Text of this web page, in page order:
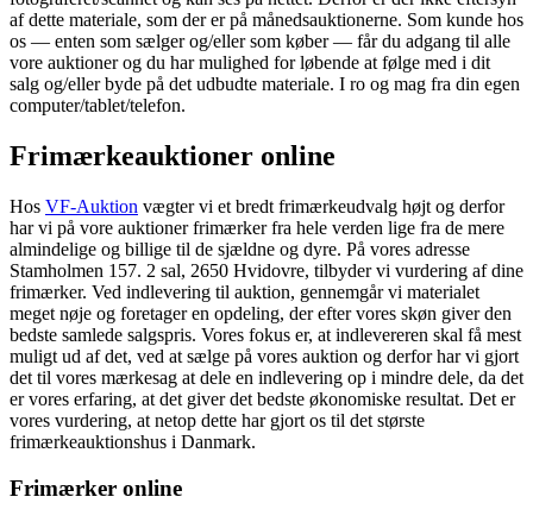
af dette materiale, som der er på månedsauktionerne. Som kunde hos
os — enten som sælger og/eller som køber — får du adgang til alle
vore auktioner og du har mulighed for løbende at følge med i dit
salg og/eller byde på det udbudte materiale. I ro og mag fra din egen
computer/tablet/telefon.
Frimærkeauktioner online
Hos VF-Auktion vægter vi et bredt frimærkeudvalg højt og derfor
har vi på vore auktioner frimærker fra hele verden lige fra de mere
almindelige og billige til de sjældne og dyre. På vores adresse
Stamholmen 157. 2 sal, 2650 Hvidovre, tilbyder vi vurdering af dine
frimærker. Ved indlevering til auktion, gennemgår vi materialet
meget nøje og foretager en opdeling, der efter vores skøn giver den
bedste samlede salgspris. Vores fokus er, at indlevereren skal få mest
muligt ud af det, ved at sælge på vores auktion og derfor har vi gjort
det til vores mærkesag at dele en indlevering op i mindre dele, da det
er vores erfaring, at det giver det bedste økonomiske resultat. Det er
vores vurdering, at netop dette har gjort os til det største
frimærkeauktionshus i Danmark.
Frimærker online